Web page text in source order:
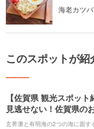
海老カツ
このスポットが
【佐賀県 観光スポッ
見逃せない！佐賀県の
玄界灘と有明海の2つの海に面